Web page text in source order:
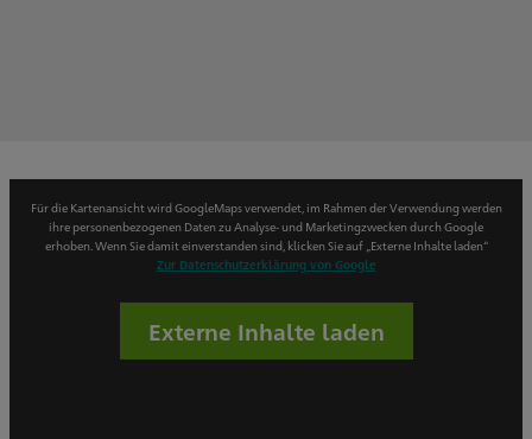
Für die Kartenansicht wird GoogleMaps verwendet, im Rahmen der Verwendung werden
ihre personenbezogenen Daten zu Analyse- und Marketingzwecken durch Google
erhoben. Wenn Sie damit einverstanden sind, klicken Sie auf „Externe Inhalte laden“
Zur Datenschutzerklärung von Google
Externe Inhalte laden